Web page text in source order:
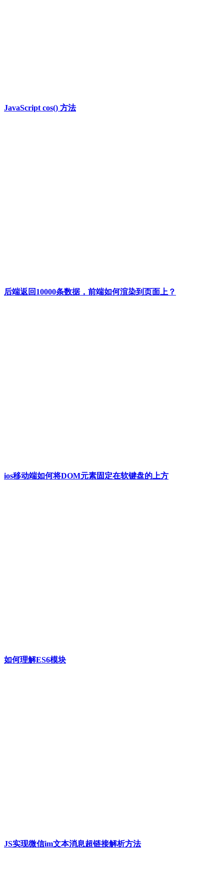
JavaScript cos() 方法
后端返回10000条数据，前端如何渲染到页面上？
ios移动端如何将DOM元素固定在软键盘的上方
如何理解ES6模块
JS实现微信im文本消息超链接解析方法